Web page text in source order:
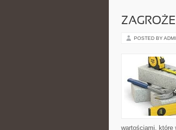
POSTED BY
wartościami, które